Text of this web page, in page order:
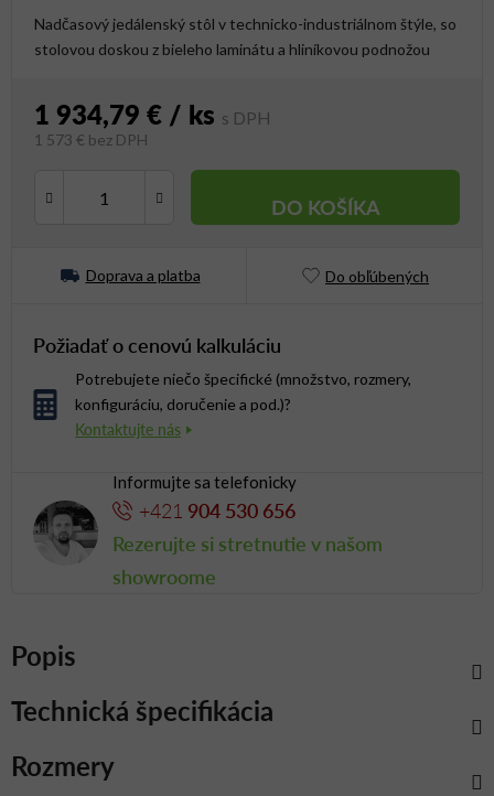
Nadčasový jedálenský stôl v technicko-industriálnom štýle, so
stolovou doskou z bieleho laminátu a hliníkovou podnožou
1 934,79 € / ks
1 573 € bez DPH
DO KOŠÍKA
Doprava a platba Do obľúbených
Požiadať o cenovú kalkuláciu
Potrebujete niečo špecifické (množstvo, rozmery,
konfiguráciu, doručenie a pod.)?
Informujte sa telefonicky
+421 904 530 656
Rezerujte si stretnutie v našom
showroome
Popis
Rozmery
Technická špecifikácia